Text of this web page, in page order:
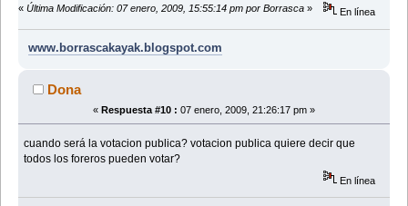
« Última Modificación: 07 enero, 2009, 15:55:14 pm por Borrasca » En línea
www.borrascakayak.blogspot.com
Dona
« Respuesta #10 : 07 enero, 2009, 21:26:17 pm »
cuando será la votacion publica? votacion publica quiere decir que
todos los foreros pueden votar?
En línea